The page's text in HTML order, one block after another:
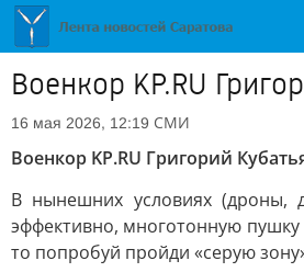
Военкор KP.RU
16 мая 2026, 12:19 СМИ
Военкор KP.RU Григорий
В нынешних условиях (дроны,
эффективно, многотонную
то попробуй пройди «серую